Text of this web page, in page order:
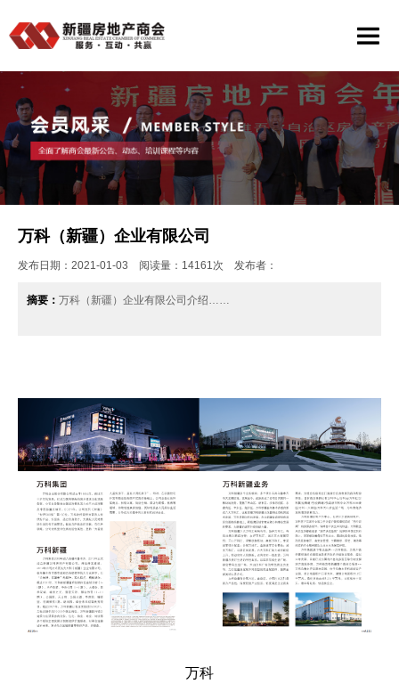
万科（新疆）企业有限公司
发布日期：2021-01-03 阅读量：14161次 发布者：
摘要： 万科（新疆）企业有限公司介绍……
万科